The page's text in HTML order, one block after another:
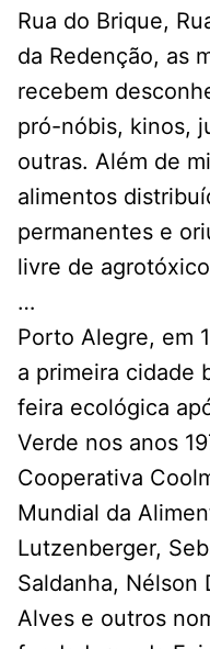
Rua do Brique,
da Redenção, as
recebem
pró-nóbis, kinos,
outras. Além de
alimentos
permanentes e
livre de
…
Porto Alegre, em
a primeira cidade
feira ecológica
Verde nos anos
Cooperativa
Mundial da
Lutzenberger,
Saldanha, Nélson
Alves e outros